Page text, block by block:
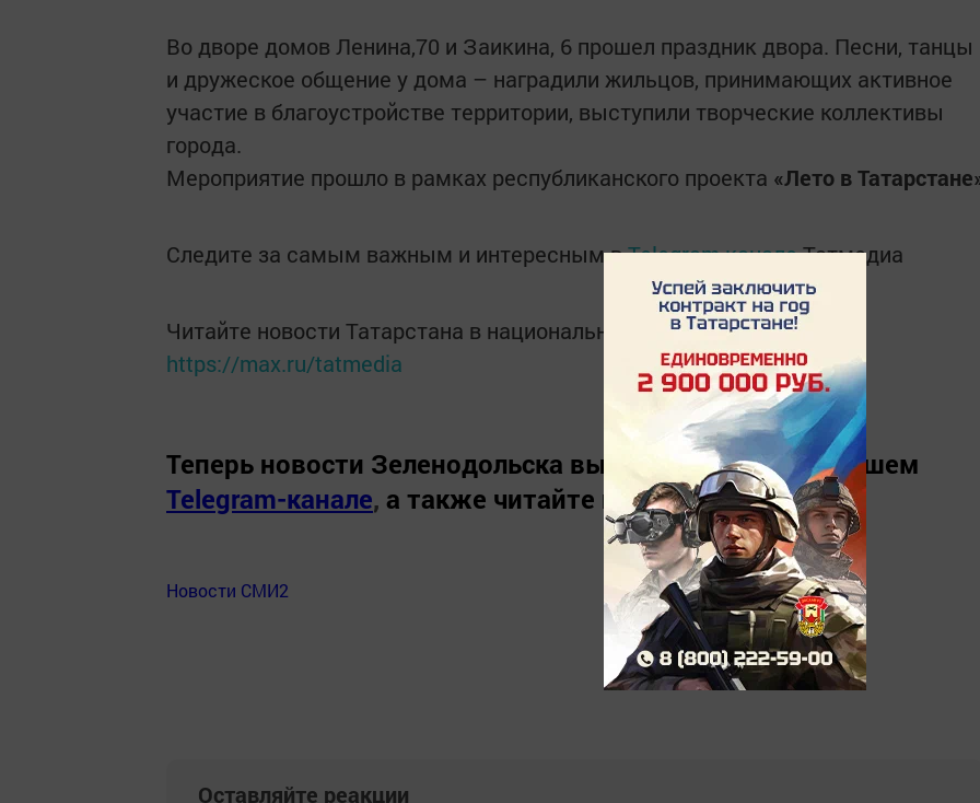
Во дворе домов Ленина,70 и Заикина, 6 прошел праздник двора. Песни, танцы
и дружеское общение у дома – наградили жильцов, принимающих активное
участие в благоустройстве территории, выступили творческие коллективы
города.
Мероприятие прошло в рамках республиканского проекта «Лето в
Следите за самым важным и интересным вTelegram-каналеТатмедиа
Читайте новости Татарстана в национальном мессенджере MАХ:
https://max.ru/tatmedia
Теперь новости Зеленодольска вы можете узнать в нашем
Telegram-канале, а также читайте нас в«Дзен».
Новости СМИ2
Оставляйте реакции